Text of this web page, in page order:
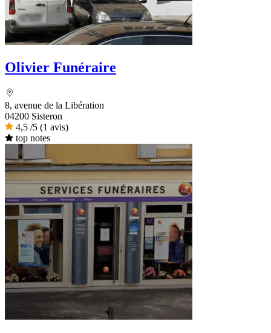
Olivier Funéraire
8, avenue de la Libération
04200 Sisteron
4,5 /5 (1 avis)
top notes